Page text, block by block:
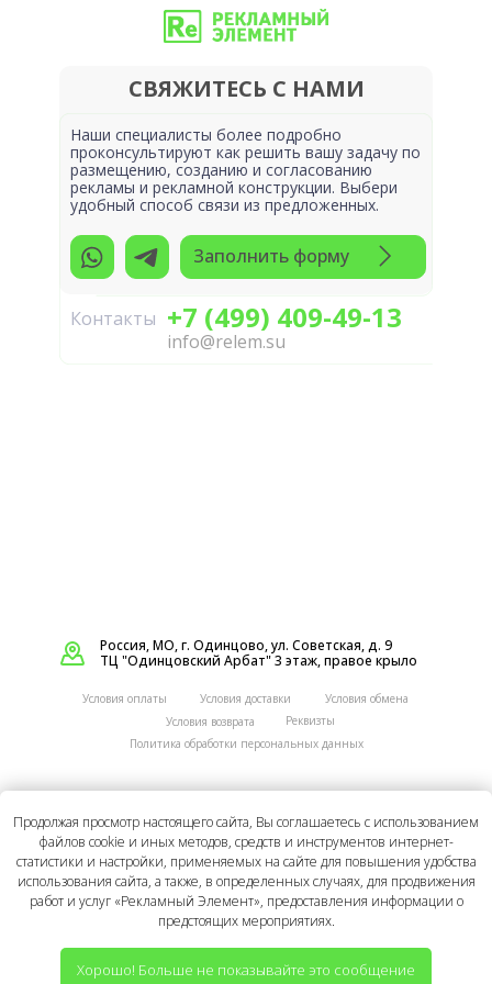
СВЯЖИТЕСЬ С НАМИ
Контакты
Наши специалисты более подробно
проконсультируют как решить вашу задачу по
размещению, созданию и согласованию
рекламы и рекламной конструкции. Выбери
удобный способ связи из предложенных.
+7 (499) 409-49-13
info@relem.su
Россия, МО, г. Одинцово, ул. Советская, д. 9
ТЦ "Одинцовский Арбат" 3 этаж, правое крыло
Заполнить форму
Политика обработки персональных данных
Условия доставки Условия обмена
Условия оплаты
Реквизты
Условия возврата
Вся содержащаяся на Сайте информация носит
исключительно ознакомительный характер, не
является исчерпывающей и не является публичной
офертой, определяемой положениями статьи 437
Гражданского кодекса РФ. Мы не гарантируем
абсолютную точность, полноту и достоверность
информации, содержащейся на Сайте. Интернет-
магазин оставляет за собой право в любой момент
вносить изменения в содержащуюся на Сайте
информацию без дополнительного уведомления.
Просим всю необходимую информацию уточнять по
Продолжая просмотр настоящего сайта, Вы соглашаетесь с использованием
файлов cookie и иных методов, средств и инструментов интернет-
статистики и настройки, применяемых на сайте для повышения удобства
использования сайта, а также, в определенных случаях, для продвижения
работ и услуг «Рекламный Элемент», предоставления информации о
предстоящих мероприятиях.
Хорошо! Больше не показывайте это сообщение